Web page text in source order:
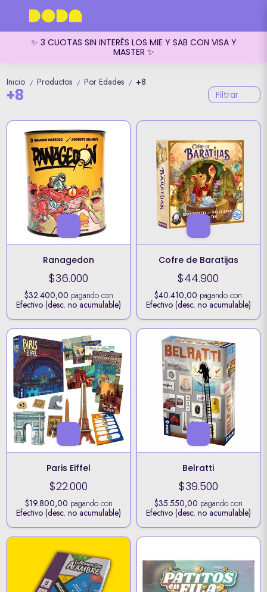
✨ 3 CUOTAS SIN INTERÉS LOS MIE Y SAB CON VISA Y
MASTER ✨
Inicio / Productos / Por Edades / +8
+8 Filtrar
Ranagedon
$36.000
$32.400,00 pagando con
Efectivo (desc. no acumulable)
Cofre de Baratijas
$44.900
$40.410,00 pagando con
Efectivo (desc. no acumulable)
Paris Eiffel
$22.000
$19.800,00 pagando con
Efectivo (desc. no acumulable)
Belratti
$39.500
$35.550,00 pagando con
Efectivo (desc. no acumulable)